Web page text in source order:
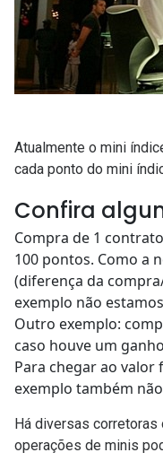
Atualmente o mini
cada ponto do mini
Confira
Compra de 1
100 pontos. Como a
(diferença da
exemplo não
Outro exemplo:
caso houve um
Para chegar ao valor
exemplo também
Há diversas
operações de minis